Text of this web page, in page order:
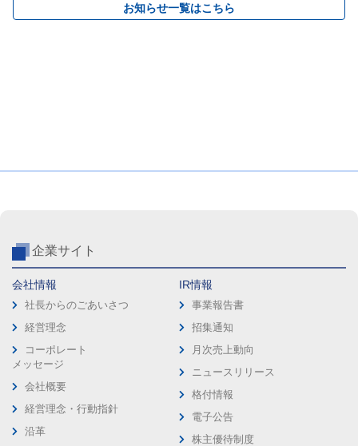
お知らせ一覧はこちら
企業サイト
会社情報
社長からのごあいさつ
経営理念
コーポレート
メッセージ
会社概要
経営理念・行動指針
沿革
IR情報
事業報告書
招集通知
月次売上動向
ニュースリリース
格付情報
電子公告
株主優待制度